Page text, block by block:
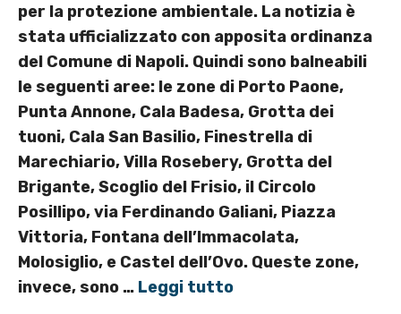
per la protezione ambientale. La notizia è
stata ufficializzato con apposita ordinanza
del Comune di Napoli. Quindi sono balneabili
le seguenti aree: le zone di Porto Paone,
Punta Annone, Cala Badesa, Grotta dei
tuoni, Cala San Basilio, Finestrella di
Marechiario, Villa Rosebery, Grotta del
Brigante, Scoglio del Frisio, il Circolo
Posillipo, via Ferdinando Galiani, Piazza
Vittoria, Fontana dell’Immacolata,
Molosiglio, e Castel dell’Ovo. Queste zone,
invece, sono … Leggi tutto